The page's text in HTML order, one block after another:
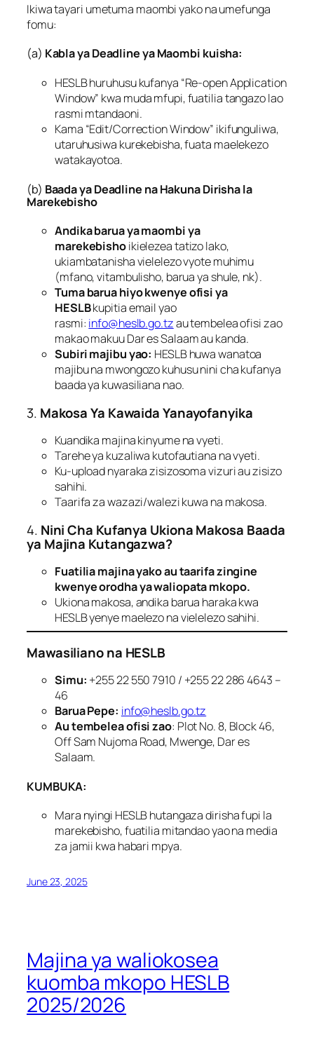
Ikiwa tayari umetuma maombi yako na umefunga
fomu:
(a) Kabla ya Deadline ya Maombi kuisha:
HESLB huruhusu kufanya “Re-open Application
Window” kwa muda mfupi, fuatilia tangazo lao
rasmi mtandaoni.
Kama “Edit/Correction Window” ikifunguliwa,
utaruhusiwa kurekebisha, fuata maelekezo
watakayotoa.
(b) Baada ya Deadline na Hakuna Dirisha la
Marekebisho
Andika barua ya maombi ya
marekebishoikielezea tatizo lako,
ukiambatanisha vielelezo vyote muhimu
(mfano, vitambulisho, barua ya shule, nk).
Tuma barua hiyo kwenye ofisi ya
HESLBkupitia email yao
rasmi: info@heslb.go.tzau tembelea ofisi zao
makao makuu Dar es Salaam au kanda.
Subiri majibu yao: HESLB huwa wanatoa
majibu na mwongozo kuhusu nini cha kufanya
baada ya kuwasiliana nao.
3. Makosa Ya Kawaida Yanayofanyika
Kuandika majina kinyume na vyeti.
Tarehe ya kuzaliwa kutofautiana na vyeti.
Ku-upload nyaraka zisizosoma vizuri au zisizo
sahihi.
Taarifa za wazazi/walezi kuwa na makosa.
4. Nini Cha Kufanya Ukiona Makosa Baada
ya Majina Kutangazwa?
Fuatilia majina yako au taarifa zingine
kwenye orodha ya waliopata mkopo.
Ukiona makosa, andika barua haraka kwa
HESLB yenye maelezo na vielelezo sahihi.
Mawasiliano na HESLB
Simu: +255 22 550 7910 / +255 22 286 4643 –
46
Barua Pepe: info@heslb.go.tz
Au tembelea ofisi zao: Plot No. 8, Block 46,
Off Sam Nujoma Road, Mwenge, Dar es
Salaam.
KUMBUKA:
Mara nyingi HESLB hutangaza dirisha fupi la
marekebisho, fuatilia mitandao yao na media
za jamii kwa habari mpya.
June 23, 2025
Majina ya waliokosea
kuomba mkopo HESLB
2025/2026